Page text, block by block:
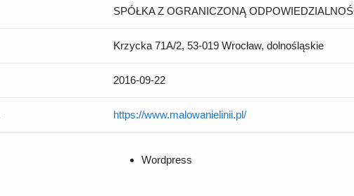
SPÓŁKA Z OGRANICZONĄ
Krzycka 71A/2, 53-019 Wrocław, dolnośląskie
2016-09-22
https://www.malowanielinii.pl/
Wordpress